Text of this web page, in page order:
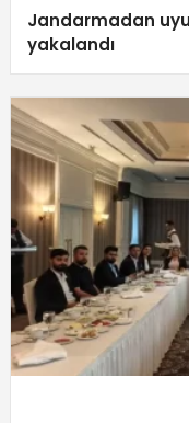
Jandarmadan
yakalandı